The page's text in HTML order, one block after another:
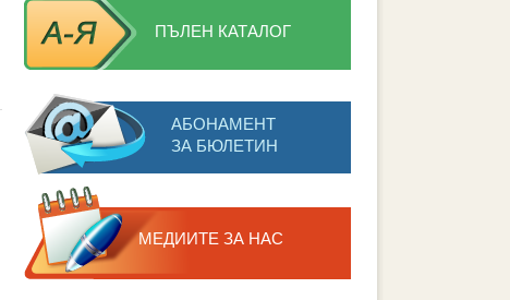
ПЪЛЕН КАТАЛОГ
АБОНАМЕНТ
ЗА БЮЛЕТИН
МЕДИИТЕ ЗА НАС